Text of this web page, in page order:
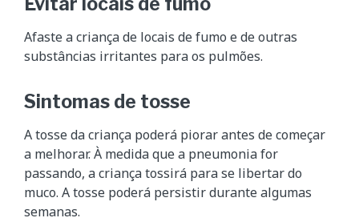
Afaste a criança de locais de fumo e de outras
substâncias irritantes para os pulmões.
Sintomas de tosse
A tosse da criança poderá piorar antes de começar
a melhorar. À medida que a pneumonia for
passando, a criança tossirá para se libertar do
muco. A tosse poderá persistir durante algumas
semanas.